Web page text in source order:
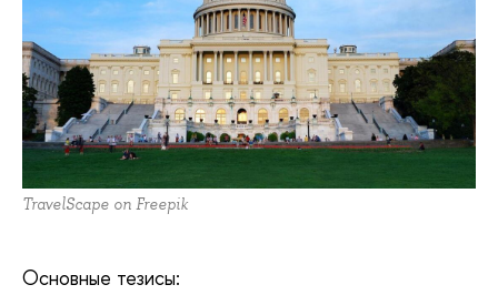
TravelScape on Freepik
Основные тезисы: